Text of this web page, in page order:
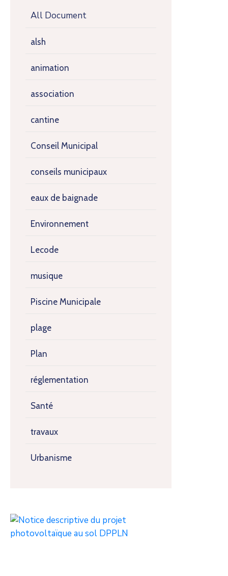
All Document
alsh
animation
association
cantine
Conseil Municipal
conseils municipaux
eaux de baignade
Environnement
Lecode
musique
Piscine Municipale
plage
Plan
réglementation
Santé
travaux
Urbanisme